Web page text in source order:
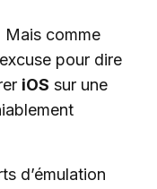
Mais comme
pour dire
iOS sur une
d’émulation